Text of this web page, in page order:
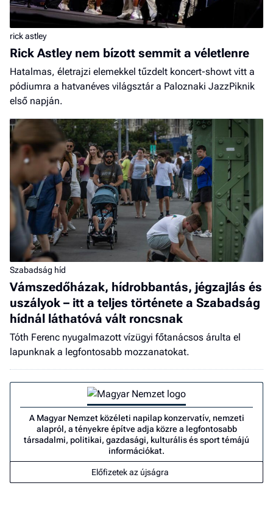
rick astley
Rick Astley nem bízott semmit a véletlenre
Hatalmas, életrajzi elemekkel tűzdelt koncert-showt vitt a
pódiumra a hatvanéves világsztár a Paloznaki JazzPiknik
első napján.
Szabadság híd
Vámszedőházak, hídrobbantás, jégzajlás és
uszályok – itt a teljes története a Szabadság
hídnál láthatóvá vált roncsnak
Tóth Ferenc nyugalmazott vízügyi főtanácsos árulta el
lapunknak a legfontosabb mozzanatokat.
A Magyar Nemzet közéleti napilap konzervatív, nemzeti
alapról, a tényekre építve adja közre a legfontosabb
társadalmi, politikai, gazdasági, kulturális és sport témájú
információkat.
Előfizetek az újságra